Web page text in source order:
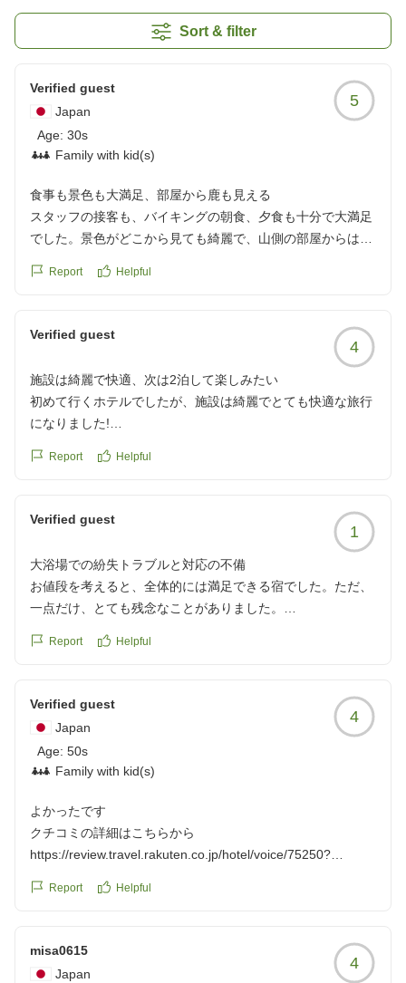
Sort & filter
Verified guest
Japan
Age: 30s
Family with kid(s)
5
食事も景色も大満足、部屋から鹿も見える
スタッフの接客も、バイキングの朝食、夕食も十分で大満足
でした。景色がどこから見ても綺麗で、山側の部屋からは鹿
部屋も写真より広く、確かにトイレバス等、段差はあります
ホテル立地は山の中を行く為、子供が車で酔いました。
https://review.travel.rakuten.co.jp/hotel/voice/75250?
reviewId=33123478543969
Report Helpful
Verified guest
4
施設は綺麗で快適、次は2泊して楽しみたい
初めて行くホテルでしたが、施設は綺麗でとても快適な旅行
になりました!
かってしまって少し残念でした。都心の気温に比べたら過ご
温泉は露天風呂が思ったより熱湯で子供達には暑すぎて、あ
また伺いたいなと思います。次の時は2泊くらいしたいです!
クチコミの詳細はこちらから
https://review.travel.rakuten.co.jp/hotel/voice/75250?
reviewId=33123478453414
Report Helpful
Verified guest
1
大浴場での紛失トラブルと対応の不備
お値段を考えると、全体的には満足できる宿でした。ただ、
一点だけ、とても残念なことがありました。
高校生の娘が大浴場を利用した際、脱衣かごに入れていた下
ぐに清掃スタッフの方へ報告しました。その際、部屋番号も
確認されたため、フロントへ情報共有していただけるものと
思っていました。
しかし、翌朝チェックアウト時にフロントへお伝えしたとこ
ろ、清掃スタッフからは共有されていなかったようで、「そ
うですか」という反応のみでした。
断定していませんし、弁償などを求めていたわけでもありま
きく違ったと思います。
Report Helpful
Verified guest
Japan
Age: 50s
Family with kid(s)
4
よかったです
クチコミの詳細はこちらから
https://review.travel.rakuten.co.jp/hotel/voice/75250?
Report Helpful
misa0615
Japan
4